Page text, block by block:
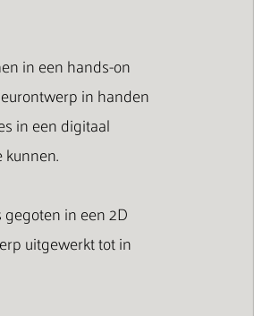
in een hands-on
in handen
in een digitaal
in een 2D
uitgewerkt tot in